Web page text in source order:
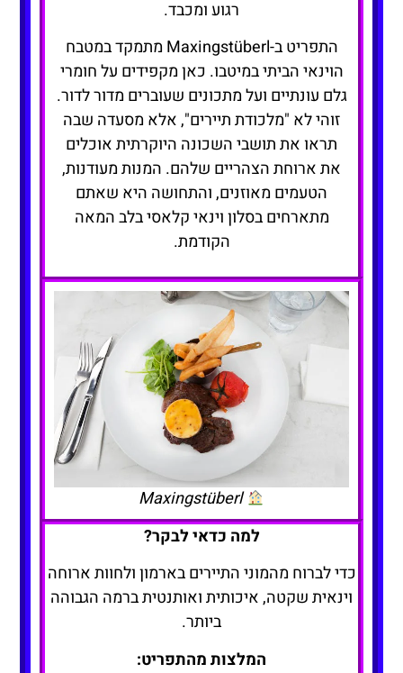
רגוע ומכבד.
התפריט ב-Maxingstüberl מתמקד במטבח
הוינאי הביתי במיטבו. כאן מקפידים על חומרי
גלם עונתיים ועל מתכונים שעוברים מדור לדור.
זוהי לא "מלכודת תיירים", אלא מסעדה שבה
תראו את תושבי השכונה היוקרתית אוכלים
את ארוחת הצהריים שלהם. המנות מעודנות,
הטעמים מאוזנים, והתחושה היא שאתם
מתארחים בסלון וינאי קלאסי בלב המאה
הקודמת.
Maxingstüberl
למה כדאי לבקר?
כדי לברוח מהמוני התיירים בארמון ולחוות ארוחה
וינאית שקטה, איכותית ואותנטית ברמה הגבוהה
ביותר.
המלצות מהתפריט: